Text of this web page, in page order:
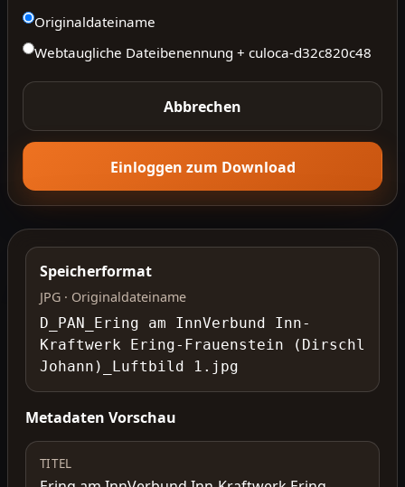
Originaldateiname
Webtaugliche Dateibenennung + culoca-d32c820c48
Abbrechen
Einloggen zum Download
Speicherformat
JPG · Originaldateiname
D_PAN_Ering am InnVerbund Inn-
Kraftwerk Ering-Frauenstein (Dirschl
Johann)_Luftbild 1.jpg
Metadaten Vorschau
TITEL